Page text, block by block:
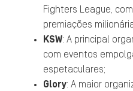
Fighters League,
premiações
KSW: A principal
com eventos
espetaculares;
Glory: A maior